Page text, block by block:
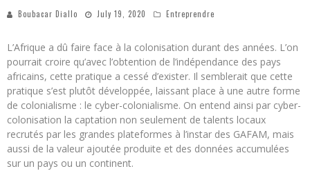
Boubacar Diallo July 19, 2020 Entreprendre
L’Afrique a dû faire face à la colonisation durant des années. L’on
pourrait croire qu’avec l’obtention de l’indépendance des pays
africains, cette pratique a cessé d’exister. Il semblerait que cette
pratique s’est plutôt développée, laissant place à une autre forme
de colonialisme : le cyber-colonialisme. On entend ainsi par cyber-
colonisation la captation non seulement de talents locaux
recrutés par les grandes plateformes à l’instar des GAFAM, mais
aussi de la valeur ajoutée produite et des données accumulées
sur un pays ou un continent.